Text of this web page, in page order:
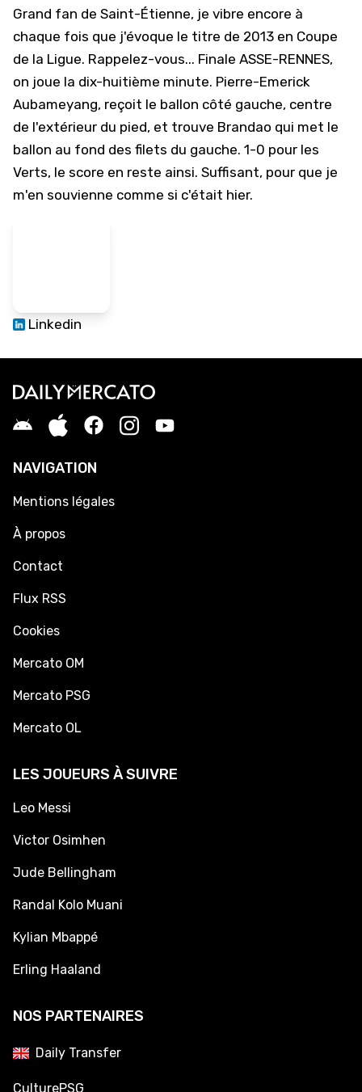
Grand fan de Saint-Étienne, je vibre encore à
chaque fois que j'évoque le titre de 2013 en Coupe
de la Ligue. Rappelez-vous... Finale ASSE-RENNES,
on joue la dix-huitième minute. Pierre-Emerick
Aubameyang, reçoit le ballon côté gauche, centre
de l'extérieur du pied, et trouve Brandao qui met le
ballon au fond des filets du gauche. 1-0 pour les
Verts, le score en reste ainsi. Suffisant, pour que je
m'en souvienne comme si c'était hier.
Linkedin
NAVIGATION
Mentions légales
À propos
Contact
Flux RSS
Cookies
Mercato OM
Mercato PSG
Mercato OL
LES JOUEURS À SUIVRE
Leo Messi
Victor Osimhen
Jude Bellingham
Randal Kolo Muani
Kylian Mbappé
Erling Haaland
NOS PARTENAIRES
Daily Transfer
CulturePSG